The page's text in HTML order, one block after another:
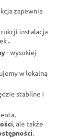
zapewnia
instalacja
.
- wysokiej
w lokalną
stabilne i
, ale także